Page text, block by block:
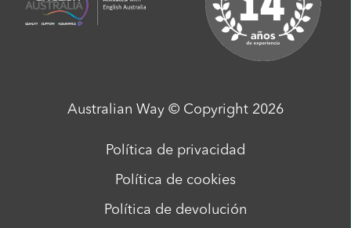
Australian Way © Copyright 2026
Política de privacidad
Política de cookies
Política de devolución